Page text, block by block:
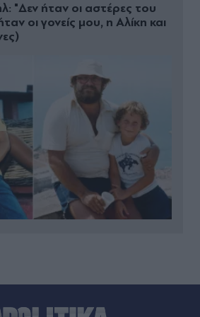
"Δεν ήταν οι αστέρες του
οι γονείς μου, η Αλίκη και